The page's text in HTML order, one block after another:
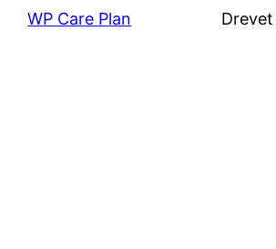
WP Care Plan